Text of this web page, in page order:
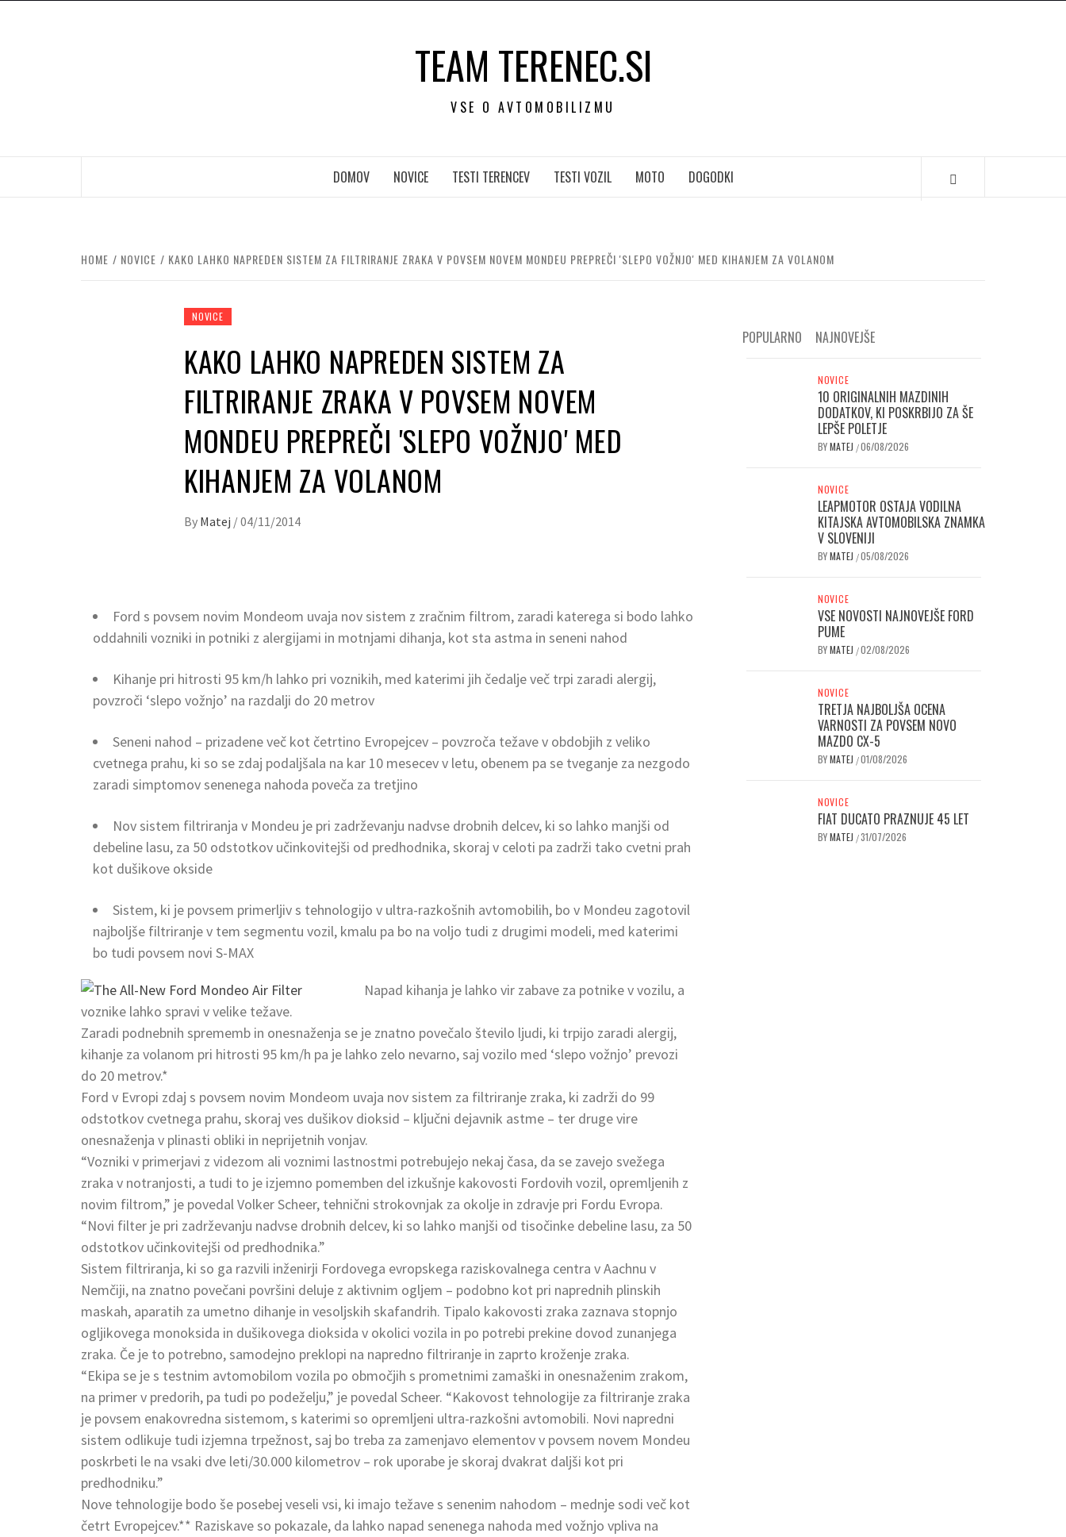
TEAM TERENEC.SI
VSE O AVTOMOBILIZMU
DOMOV NOVICE TESTI TERENCEV TESTI VOZIL MOTO DOGODKI
HOME NOVICE KAKO LAHKO NAPREDEN SISTEM ZA FILTRIRANJE ZRAKA V POVSEM NOVEM MONDEU PREPREČI 'SLEPO VOŽNJO' MED KIHANJEM ZA VOLANOM
NOVICE
KAKO LAHKO NAPREDEN SISTEM ZA
FILTRIRANJE ZRAKA V POVSEM NOVEM
MONDEU PREPREČI 'SLEPO VOŽNJO' MED
KIHANJEM ZA VOLANOM
By Matej /04/11/2014
Ford s povsem novim Mondeom uvaja nov sistem z zračnim filtrom, zaradi katerega si bodo lahko
oddahnili vozniki in potniki z alergijami in motnjami dihanja, kot sta astma in seneni nahod
Kihanje pri hitrosti 95 km/h lahko pri voznikih, med katerimi jih čedalje več trpi zaradi alergij,
povzroči ‘slepo vožnjo’ na razdalji do 20 metrov
Seneni nahod – prizadene več kot četrtino Evropejcev – povzroča težave v obdobjih z veliko
cvetnega prahu, ki so se zdaj podaljšala na kar 10 mesecev v letu, obenem pa se tveganje za nezgodo
zaradi simptomov senenega nahoda poveča za tretjino
Nov sistem filtriranja v Mondeu je pri zadrževanju nadvse drobnih delcev, ki so lahko manjši od
debeline lasu, za 50 odstotkov učinkovitejši od predhodnika, skoraj v celoti pa zadrži tako cvetni prah
kot dušikove okside
Sistem, ki je povsem primerljiv s tehnologijo v ultra-razkošnih avtomobilih, bo v Mondeu zagotovil
najboljše filtriranje v tem segmentu vozil, kmalu pa bo na voljo tudi z drugimi modeli, med katerimi
bo tudi povsem novi S-MAX
Napad kihanja je lahko vir zabave za potnike v vozilu, a
voznike lahko spravi v velike težave.
Zaradi podnebnih sprememb in onesnaženja se je znatno povečalo število ljudi, ki trpijo zaradi alergij,
kihanje za volanom pri hitrosti 95 km/h pa je lahko zelo nevarno, saj vozilo med ‘slepo vožnjo’ prevozi
do 20 metrov.*
Ford v Evropi zdaj s povsem novim Mondeom uvaja nov sistem za filtriranje zraka, ki zadrži do 99
odstotkov cvetnega prahu, skoraj ves dušikov dioksid – ključni dejavnik astme – ter druge vire
onesnaženja v plinasti obliki in neprijetnih vonjav.
“Vozniki v primerjavi z videzom ali voznimi lastnostmi potrebujejo nekaj časa, da se zavejo svežega
zraka v notranjosti, a tudi to je izjemno pomemben del izkušnje kakovosti Fordovih vozil, opremljenih z
novim filtrom,” je povedal Volker Scheer, tehnični strokovnjak za okolje in zdravje pri Fordu Evropa.
“Novi filter je pri zadrževanju nadvse drobnih delcev, ki so lahko manjši od tisočinke debeline lasu, za 50
odstotkov učinkovitejši od predhodnika.”
Sistem filtriranja, ki so ga razvili inženirji Fordovega evropskega raziskovalnega centra v Aachnu v
Nemčiji, na znatno povečani površini deluje z aktivnim ogljem – podobno kot pri naprednih plinskih
maskah, aparatih za umetno dihanje in vesoljskih skafandrih. Tipalo kakovosti zraka zaznava stopnjo
ogljikovega monoksida in dušikovega dioksida v okolici vozila in po potrebi prekine dovod zunanjega
zraka. Če je to potrebno, samodejno preklopi na napredno filtriranje in zaprto kroženje zraka.
“Ekipa se je s testnim avtomobilom vozila po območjih s prometnimi zamaški in onesnaženim zrakom,
na primer v predorih, pa tudi po podeželju,” je povedal Scheer. “Kakovost tehnologije za filtriranje zraka
je povsem enakovredna sistemom, s katerimi so opremljeni ultra-razkošni avtomobili. Novi napredni
sistem odlikuje tudi izjemna trpežnost, saj bo treba za zamenjavo elementov v povsem novem Mondeu
poskrbeti le na vsaki dve leti/30.000 kilometrov – rok uporabe je skoraj dvakrat daljši kot pri
predhodniku.”
Nove tehnologije bodo še posebej veseli vsi, ki imajo težave s senenim nahodom – mednje sodi več kot
četrt Evropejcev.** Raziskave so pokazale, da lahko napad senenega nahoda med vožnjo vpliva na
POPULARNO NAJNOVEJŠE
NOVICE
10 ORIGINALNIH MAZDINIH
DODATKOV, KI POSKRBIJO ZA ŠE
LEPŠE POLETJE
BYMATEJ /06/08/2026
NOVICE
LEAPMOTOR OSTAJA VODILNA
KITAJSKA AVTOMOBILSKA ZNAMKA
V SLOVENIJI
BYMATEJ /05/08/2026
NOVICE
VSE NOVOSTI NAJNOVEJŠE FORD
PUME
BYMATEJ /02/08/2026
NOVICE
TRETJA NAJBOLJŠA OCENA
VARNOSTI ZA POVSEM NOVO
MAZDO CX-5
BYMATEJ /01/08/2026
NOVICE
FIAT DUCATO PRAZNUJE 45 LET
BYMATEJ /31/07/2026